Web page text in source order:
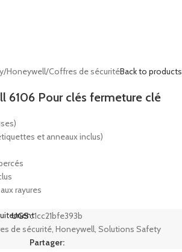
/Honeywell/Coffres de sécuritéBack to products
6106 Pour clés fermeture clé
et anneaux inclus)
rayures
UGS :1cc21bfe393b
de sécurité, Honeywell, Solutions Safety
Partager: